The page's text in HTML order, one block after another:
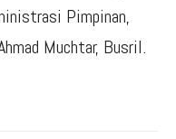
Pimpinan,
Muchtar, Busril.